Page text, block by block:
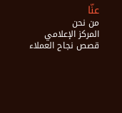
عنّا
من نحن
المركز الإعلامي
قصص نجاح العملاء